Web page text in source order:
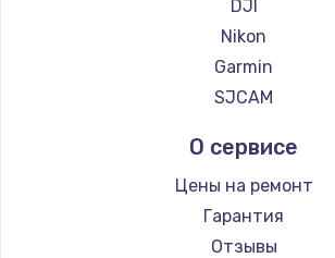
DJI
Nikon
Garmin
SJCAM
О сервисе
Цены на ремонт
Гарантия
Отзывы